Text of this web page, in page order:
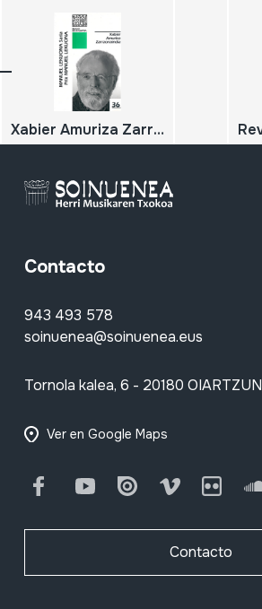
Xabier Amuriza Zarraonaindia. Manuel Lekuona Saria / Prix Manuel Lekuona
Contacto
943 493 578
soinuenea@soinuenea.eus
Tornola kalea, 6 - 20180 OIARTZUN
Ver en Google Maps
FacebookYoutube Issuu Vimeo Flickr
Contacto